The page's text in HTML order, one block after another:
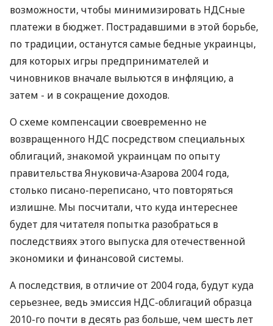
возможности, чтобы минимизировать НДСные
платежи в бюджет. Пострадавшими в этой борьбе,
по традиции, останутся самые бедные украинцы,
для которых игры предпринимателей и
чиновников вначале выльются в инфляцию, а
затем - и в сокращение доходов.
О схеме компенсации своевременно не
возвращенного НДС посредством специальных
облигаций, знакомой украинцам по опыту
правительства Януковича-Азарова 2004 года,
столько писано-переписано, что повторяться
излишне. Мы посчитали, что куда интереснее
будет для читателя попытка разобраться в
последствиях этого выпуска для отечественной
экономики и финансовой системы.
А последствия, в отличие от 2004 года, будут куда
серьезнее, ведь эмиссия НДС-облигаций образца
2010-го почти в десять раз больше, чем шесть лет